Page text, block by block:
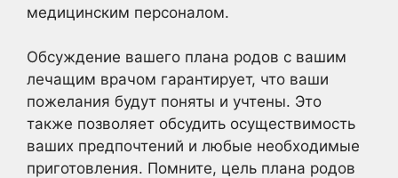
медицинским персоналом.
Обсуждение вашего плана родов с вашим
лечащим врачом гарантирует, что ваши
пожелания будут поняты и учтены. Это
также позволяет обсудить осуществимость
ваших предпочтений и любые необходимые
приготовления. Помните, цель плана родов